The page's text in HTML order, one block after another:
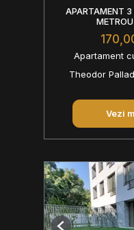
APARTAMENT 3
Apartament
Theodor
Vezi